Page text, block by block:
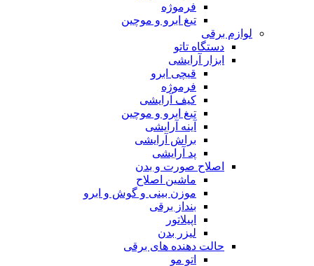
فرموژه
تیغ ابرو و موچین
لوازم برقی
دستگاه تاتو
ابزار آرایشی
قیچی ابرو
فرموژه
کیف آرایشی
تیغ ابرو و موچین
آینه آرایشی
براش آرایشی
پد آرایشی
اصلاح صورت و بدن
ماشین اصلاح
موزن بینی و گوش و ابرو
بنداز برقی
اپیلاتور
لیزر بدن
حالت دهنده های برقی
اتو مو